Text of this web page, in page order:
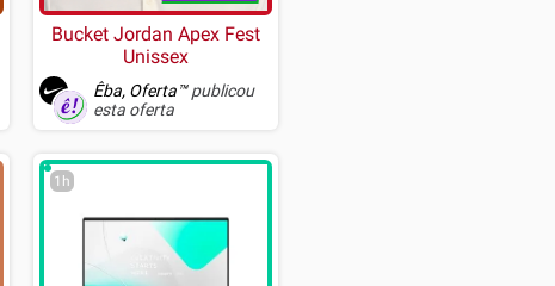
Bucket Jordan Apex Fest
Unissex
Êba, Oferta™publicou
esta oferta
1h